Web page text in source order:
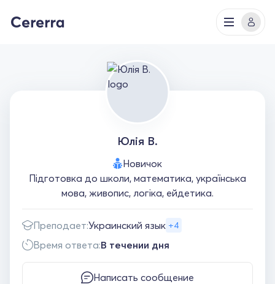
Юлія В.
Новичок
Підготовка до школи, математика, українська
мова, живопис, логіка, ейдетика.
Преподает:Украинский язык +4
Время ответа:В течении дня
Написать сообщение